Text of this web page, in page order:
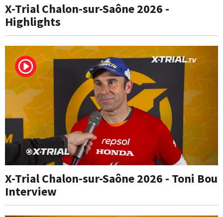
X-Trial Chalon-sur-Saône 2026 -
Highlights
X-Trial Chalon-sur-Saône 2026 - Toni Bou
Interview